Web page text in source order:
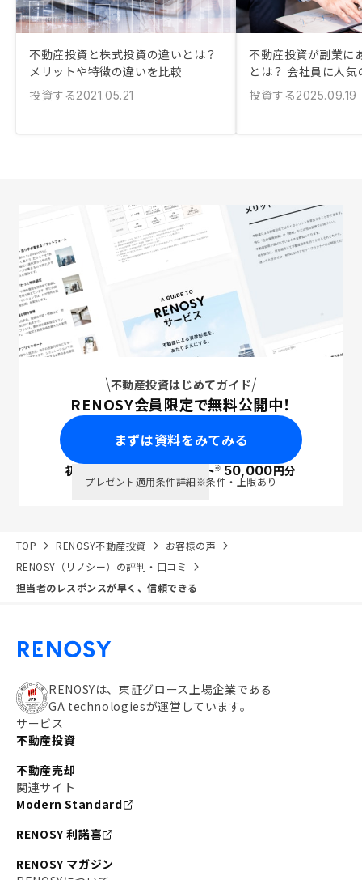
不動産投資と株式投資の違いとは？
メリットや特徴の違いを比較
投資する2021.05.21
不動産投資が副業に
とは？ 会社員に人
投資する2025.09.19
不動産投資はじめてガイド
RENOSY会員限定で無料公開中！
まずは資料をみてみる
初回面談で ポイント※50,000円分
プレゼント適用条件詳細※条件・上限あり
TOP RENOSY不動産投資
お客様の声
RENOSY（リノシー）の評判・口コミ
担当者のレスポンスが早く、信頼できる
RENOSYは、東証グロース上場企業である
GA technologiesが運営しています。
サービス
不動産投資
不動産売却
関連サイト
Modern Standard
RENOSY 利諾喜
RENOSY マガジン